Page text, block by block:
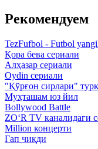
Рекомендуем
TezFufbol - Futbol
Қора бева сериали
Алҳазар сериали
Oydin сериали
"Қўрғон сирлари"
Муҳташам юз йил
Bollywood Battle
ZO‘R TV каналидаги
Million концерти
Гап чиқди